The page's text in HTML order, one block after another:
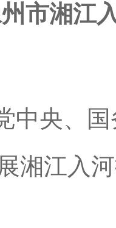
市湘江
中央、
湘江入